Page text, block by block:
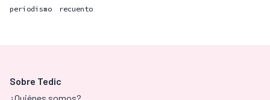
periodismo
recuento
Sobre Tedic